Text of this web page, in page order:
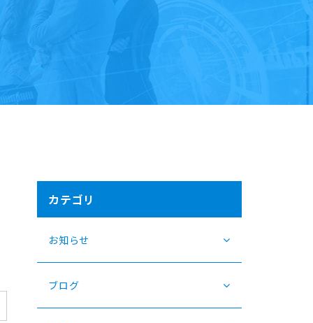
カテゴリ
お知らせ
ブログ